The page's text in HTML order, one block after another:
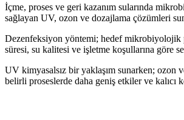
İçme, proses ve geri kazanım sularında
sağlayan UV, ozon ve dozajlama çözümleri
Dezenfeksiyon yöntemi; hedef mikrobiyolojik
süresi, su kalitesi ve işletme koşullarına göre
UV kimyasalsız bir yaklaşım sunarken; ozon
belirli proseslerde daha geniş etkiler ve kalıcı